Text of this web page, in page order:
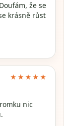
že se
krásně růst
★★★★★
nic